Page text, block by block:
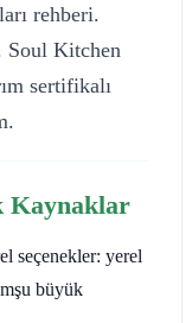
rehberi.
Soul Kitchen
sertifikalı
Kaynaklar
seçenekler: yerel
büyük